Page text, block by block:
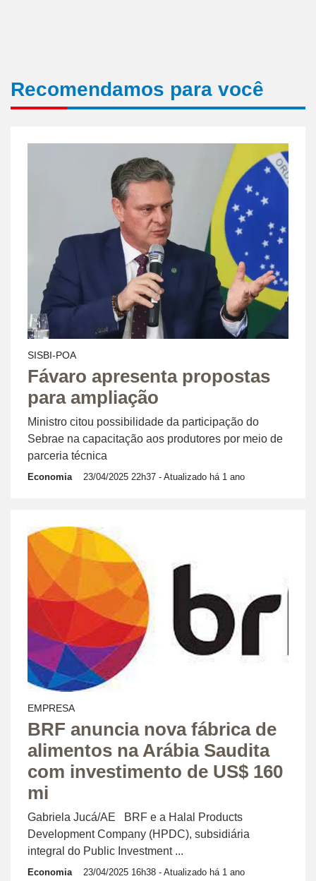
Recomendamos para você
SISBI-POA
Fávaro apresenta propostas
para ampliação
Ministro citou possibilidade da participação do
Sebrae na capacitação aos produtores por meio de
parceria técnica
Economia 23/04/2025 22h37 - Atualizado há 1 ano
EMPRESA
BRF anuncia nova fábrica de
alimentos na Arábia Saudita
com investimento de US$ 160
mi
Gabriela Jucá/AE BRF e a Halal Products
Development Company (HPDC), subsidiária
integral do Public Investment ...
Economia 23/04/2025 16h38 - Atualizado há 1 ano